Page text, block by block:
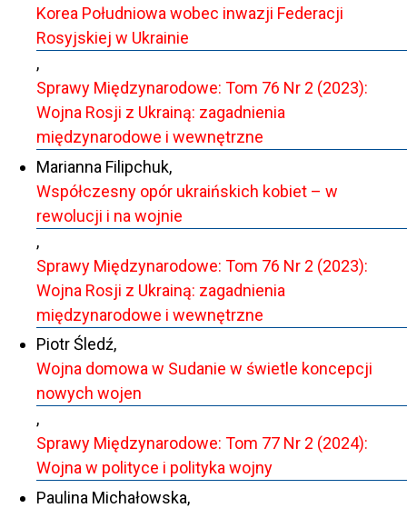
Korea Południowa wobec inwazji Federacji
Rosyjskiej w Ukrainie
,
Sprawy Międzynarodowe: Tom 76 Nr 2 (2023):
Wojna Rosji z Ukrainą: zagadnienia
międzynarodowe i wewnętrzne
Marianna Filipchuk,
Współczesny opór ukraińskich kobiet – w
rewolucji i na wojnie
,
Sprawy Międzynarodowe: Tom 76 Nr 2 (2023):
Wojna Rosji z Ukrainą: zagadnienia
międzynarodowe i wewnętrzne
Piotr Śledź,
Wojna domowa w Sudanie w świetle koncepcji
nowych wojen
,
Sprawy Międzynarodowe: Tom 77 Nr 2 (2024):
Wojna w polityce i polityka wojny
Paulina Michałowska,